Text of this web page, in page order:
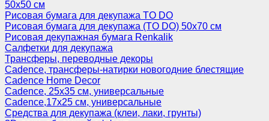
50х50 см
Рисовая бумага для декупажа TO DO
Рисовая бумага для декупажа (TO DO) 50х70 см
Рисовая декупажная бумага Renkalik
Салфетки для декупажа
Трансферы, переводные декоры
Cadence, трансферы-натирки новогодние блестящие
Cadence Home Decor
Cadence, 25х35 см, универсальные
Cadence,17х25 см, универсальные
Средства для декупажа (клеи, лаки, грунты)